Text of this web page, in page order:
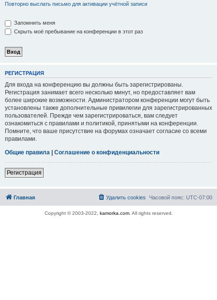
Повторно выслать письмо для активации учётной записи
Запомнить меня
Скрыть моё пребывание на конференции в этот раз
РЕГИСТРАЦИЯ
Для входа на конференцию вы должны быть зарегистрированы.
Регистрация занимает всего несколько минут, но предоставляет вам
более широкие возможности. Администратором конференции могут быть
установлены также дополнительные привилегии для зарегистрированных
пользователей. Прежде чем зарегистрироваться, вам следует
ознакомиться с правилами и политикой, принятыми на конференции.
Помните, что ваше присутствие на форумах означает согласие со всеми
правилами.
Общие правила | Соглашение о конфиденциальности
Регистрация
Главная Часовой пояс: UTC-07:00
Удалить cookies
Copyright © 2003-2022, kamorka.com. All rights reserved.